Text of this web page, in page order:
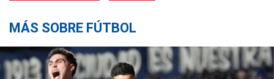
MÁS SOBRE FÚTBOL